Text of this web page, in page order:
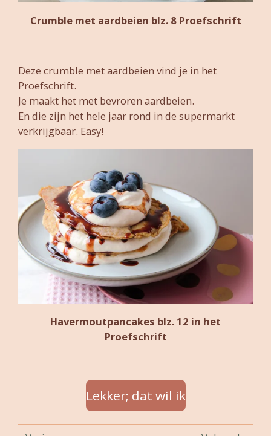
Crumble met aardbeien blz. 8 Proefschrift
Deze crumble met aardbeien vind je in het
Proefschrift.
Je maakt het met bevroren aardbeien.
En die zijn het hele jaar rond in de supermarkt
verkrijgbaar. Easy!
Havermoutpancakes blz. 12 in het
Proefschrift
Lekker; dat wil ik